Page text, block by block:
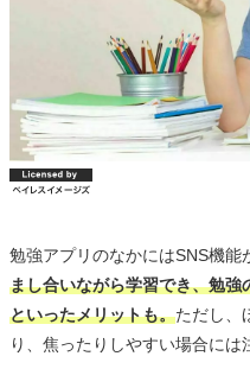
勉強アプリのなかにはSNS機能
まし合いながら学習でき、勉
といったメリットも。ただし、
り、焦ったりしやすい場合には